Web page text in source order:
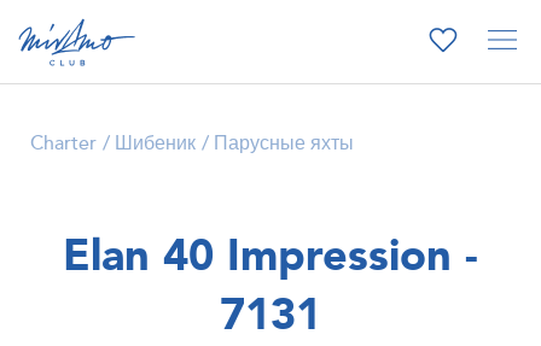
Charter Шибеник Парусные яхты
Elan 40 Impression -
7131